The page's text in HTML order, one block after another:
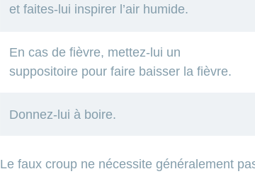
et faites-lui inspirer l’air humide.
En cas de fièvre, mettez-lui un
suppositoire pour faire baisser la fièvre.
Donnez-lui à boire.
Le faux croup ne nécessite généralement